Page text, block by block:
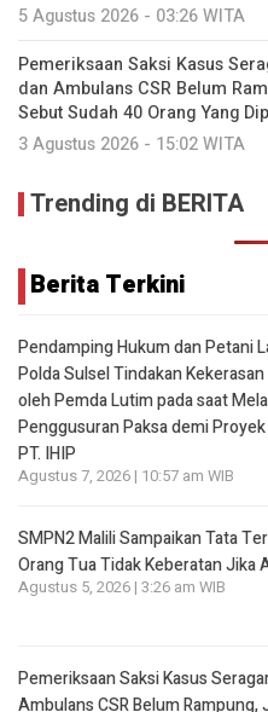
5 Agustus 2026 - 03:26 WITA
Pemeriksaan Saksi Kasus
dan Ambulans CSR Belum
Sebut Sudah 40 Orang Yang
3 Agustus 2026 - 15:02 WITA
Trending di BERITA
Berita Terkini
Pendamping Hukum dan Petani
Polda Sulsel Tindakan
oleh Pemda Lutim pada saat
Penggusuran Paksa demi
PT. IHIP
Agustus 7, 2026 | 10:57 am WIB
SMPN2 Malili Sampaikan Tata
Orang Tua Tidak Keberatan Jika
Agustus 5, 2026 | 3:26 am WIB
Pemeriksaan Saksi Kasus
Ambulans CSR Belum Rampung,